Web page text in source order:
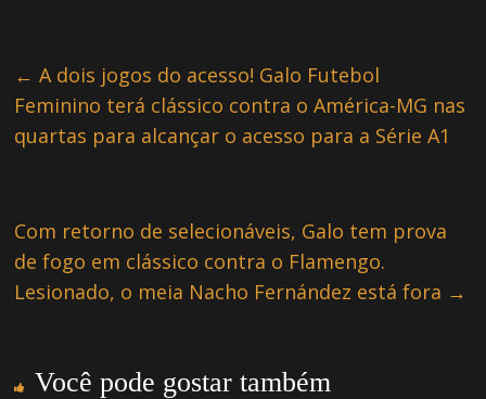
← A dois jogos do acesso! Galo Futebol
Feminino terá clássico contra o América-MG nas
quartas para alcançar o acesso para a Série A1
Com retorno de selecionáveis, Galo tem prova
de fogo em clássico contra o Flamengo.
Lesionado, o meia Nacho Fernández está fora →
Você pode gostar também